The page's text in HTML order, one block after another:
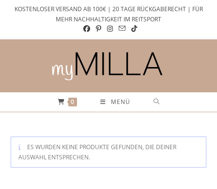
KOSTENLOSER VERSAND AB 100€ | 20 TAGE RÜCKGABERECHT | FÜR
MEHR NACHHALTIGKEIT IM REITSPORT
0 MENÜ
ES WURDEN KEINE PRODUKTE GEFUNDEN, DIE DEINER
AUSWAHL ENTSPRECHEN.